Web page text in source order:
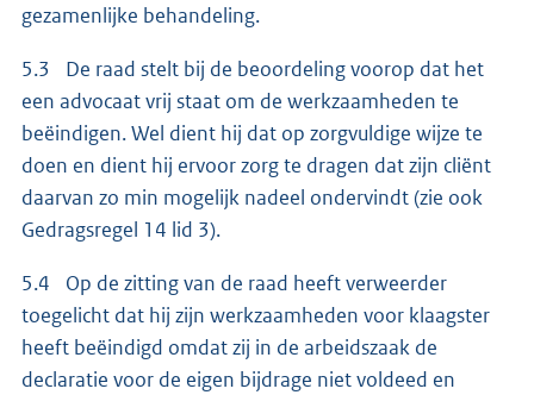
gezamenlijke behandeling.
5.3 De raad stelt bij de beoordeling voorop dat het
een advocaat vrij staat om de werkzaamheden te
beëindigen. Wel dient hij dat op zorgvuldige wijze te
doen en dient hij ervoor zorg te dragen dat zijn cliënt
daarvan zo min mogelijk nadeel ondervindt (zie ook
Gedragsregel 14 lid 3).
5.4 Op de zitting van de raad heeft verweerder
toegelicht dat hij zijn werkzaamheden voor klaagster
heeft beëindigd omdat zij in de arbeidszaak de
declaratie voor de eigen bijdrage niet voldeed en